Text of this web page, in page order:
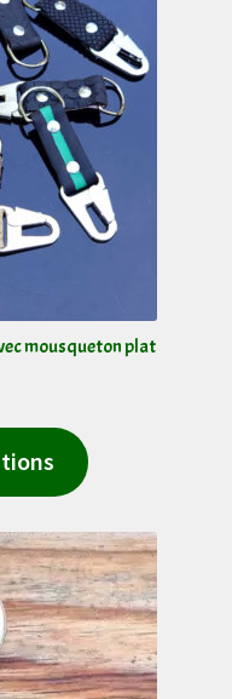
mousqueton plat
Ce
produit
plusieurs
variations.
Les
options